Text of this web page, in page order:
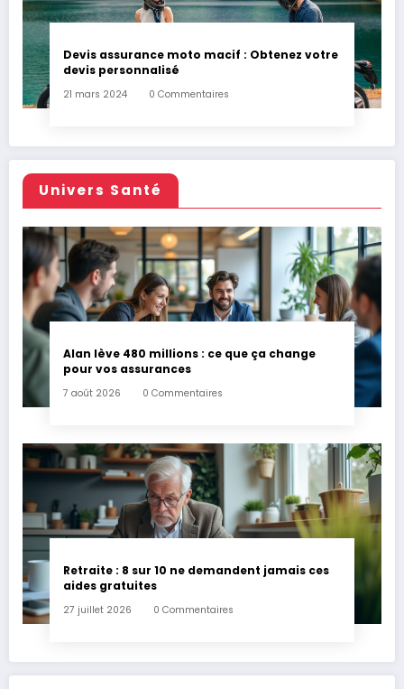
Devis assurance moto macif : Obtenez votre
devis personnalisé
21 mars 2024 0 Commentaires
Univers Santé
Alan lève 480 millions : ce que ça change
pour vos assurances
7 août 2026 0 Commentaires
Retraite : 8 sur 10 ne demandent jamais ces
aides gratuites
27 juillet 2026 0 Commentaires